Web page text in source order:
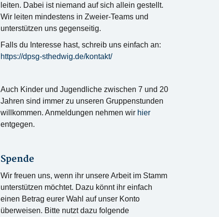
leiten. Dabei ist niemand auf sich allein gestellt.
Wir leiten mindestens in Zweier-Teams und
unterstützen uns gegenseitig.
Falls du Interesse hast, schreib uns einfach an:
https://dpsg-sthedwig.de/kontakt/
Auch Kinder und Jugendliche zwischen 7 und 20
Jahren sind immer zu unseren Gruppenstunden
willkommen. Anmeldungen nehmen wir hier
entgegen.
Spende
Wir freuen uns, wenn ihr unsere Arbeit im Stamm
unterstützen möchtet. Dazu könnt ihr einfach
einen Betrag eurer Wahl auf unser Konto
überweisen. Bitte nutzt dazu folgende